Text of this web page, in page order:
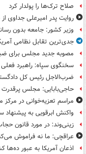
صلاح ترک‌ها را پولدار کرد
روایت پدر امیرعلی جداوی
وزیر کشور: جامعه بدون
جدی‌ترین تقابل نظامی
مصوبه جدید مجلس برای ضبط
سخنگوی سپاه: راهبرد
ضرب‌الاجل رئیس کل
حاجی‌بابایی: مجلس
مراسم تعزیه‌خوانی در
واکنش ابرقویی به پیشنهاد
زینی‌وند: در مورد قانون
عراقچی: ما نه فراموش
اذعان آمریکا به عبور ده‌ها